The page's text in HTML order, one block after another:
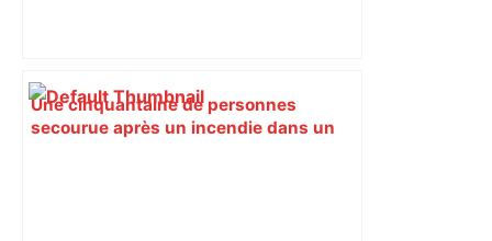
Une cinquantaine de personnes
secourue après un incendie dans un